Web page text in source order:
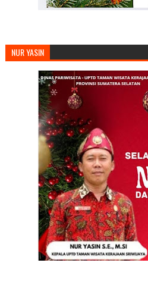
NUR YASIN